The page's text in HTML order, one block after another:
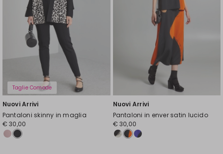
Taglie Comode
Nuovi Arrivi
Pantaloni skinny in maglia
€ 30,00
Nuovi Arrivi
Pantaloni in enver satin lucido
€ 30,00